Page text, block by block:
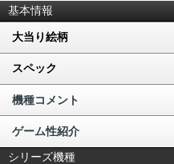
基本情報
大当り絵柄
スペック
機種コメント
ゲーム性紹介
シリーズ機種